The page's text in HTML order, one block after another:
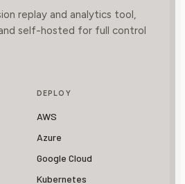
replay and analytics tool,
self-hosted for full control
DEPLOY
AWS
Azure
Google Cloud
Kubernetes